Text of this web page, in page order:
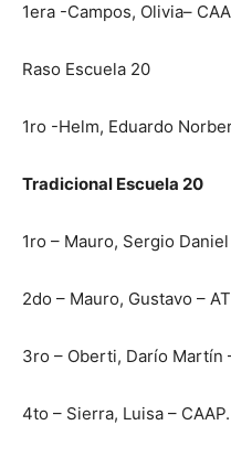
1era -Campos, Olivia–
Raso Escuela 20
1ro -Helm, Eduardo
Tradicional Escuela 20
1ro – Mauro, Sergio Daniel
2do – Mauro, Gustavo –
3ro – Oberti, Darío Martín
4to – Sierra, Luisa – CAAP.